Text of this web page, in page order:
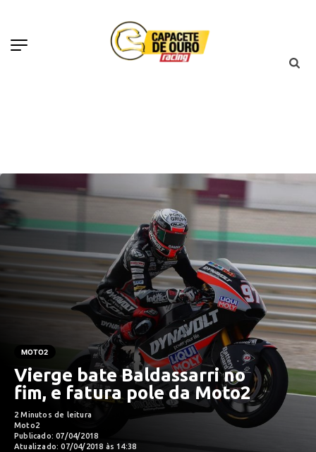
MOTO2
Vierge bate Baldassarri no
fim, e fatura pole da Moto2
2 Minutos de leitura
Moto2
Publicado: 07/04/2018
Atualizado: 07/04/2018 às 14:38